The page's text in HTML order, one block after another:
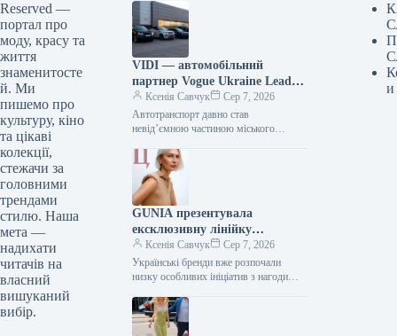
Reserved —
портал про
моду, красу та
життя
знаменитосте
й. Ми
пишемо про
культуру, кіно
та цікаві
колекції,
стежачи за
головними
трендами
стилю. Наша
мета —
надихати
читачів на
власний
вишуканий
вибір.
VIDI — автомобільний
партнер Vogue Ukraine Leaders
Gala: які автомобілі будуть
представлені на заході
Ксенія Савчук
Сер 7, 2026
Автотранспорт давно став
невід’ємною частиною міського
роботу та дім, подорожі та
повсякденні клопоти. Тому вибір…
GUNIA презентувала
ексклюзивну лінійку
ювелірних виробів на честь
Дня Незалежності
Ксенія Савчук
Сер 7, 2026
Українські бренди вже розпочали
низку особливих ініціатив з нагоди
Project презентували символічну серію
прикрас – позолочені…
и